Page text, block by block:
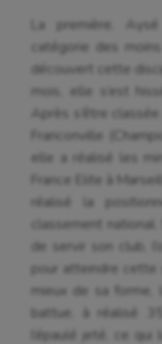
Escrime
Flag
Football
Futsal
Golf
Gymnastique
La première,
catégorie des
découvert cette
mois, elle s’est
Après s’être
Franconville
elle a réalisé les
France Elite à
réalisé la
classement
de servir son club,
pour atteindre cette
mieux de sa forme,
battue, à réalisé
l’épaulé jeté, ce